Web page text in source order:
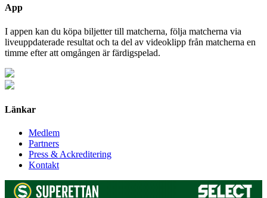
App
I appen kan du köpa biljetter till matcherna, följa matcherna via
liveuppdaterade resultat och ta del av videoklipp från matcherna en
timme efter att omgången är färdigspelad.
Länkar
Medlem
Partners
Press & Ackreditering
Kontakt